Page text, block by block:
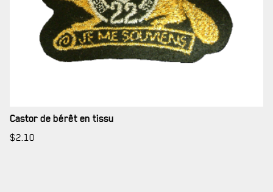
Castor de bérêt en tissu
$2.10